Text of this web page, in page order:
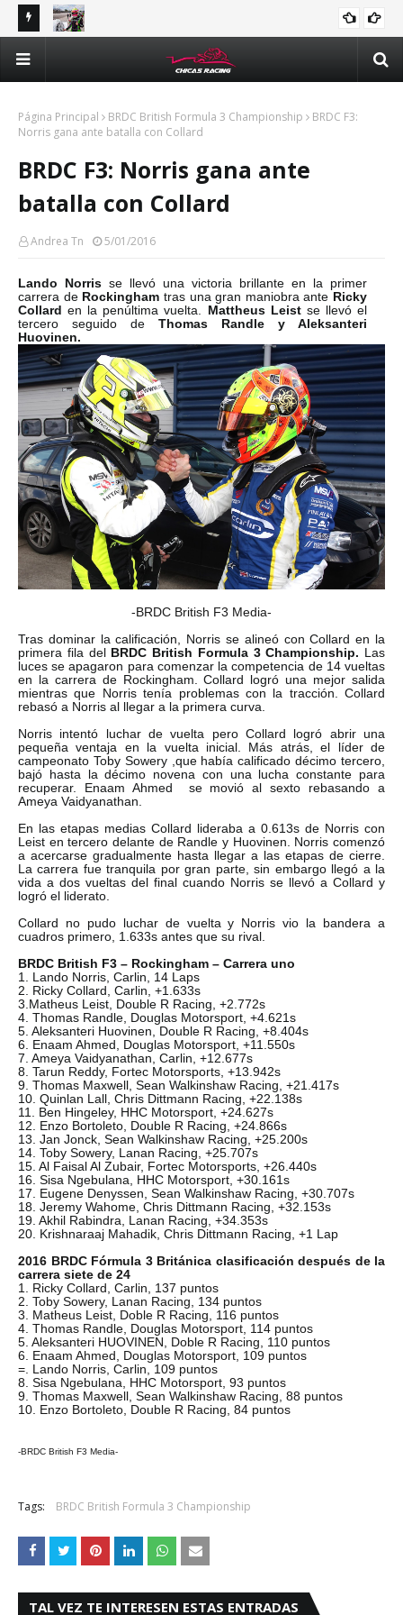
Majo Rodríguez apunta a seguir escalando posiciones en
Challenge Series durante la visita a Querétaro
Página Principal BRDC British Formula 3 Championship
BRDC F3:
Norris gana ante batalla con Collard
BRDC F3: Norris gana ante
batalla con Collard
Andrea Tn 5/01/2016
Lando Norris se llevó una victoria brillante en la primer
carrera de Rockingham tras una gran maniobra ante Ricky
Collard en la penúltima vuelta. Mattheus Leist se llevó el
tercero seguido de Thomas Randle y Aleksanteri
Huovinen.
-BRDC British F3 Media-
Tras dominar la calificación, Norris se alineó con Collard en la
primera fila del BRDC British Formula 3 Championship. Las
luces se apagaron para comenzar la competencia de 14 vueltas
en la carrera de Rockingham. Collard logró una mejor salida
mientras que Norris tenía problemas con la tracción. Collard
rebasó a Norris al llegar a la primera curva.
Norris intentó luchar de vuelta pero Collard logró abrir una
pequeña ventaja en la vuelta inicial. Más atrás, el líder de
campeonato Toby Sowery ,que había calificado décimo tercero,
bajó hasta la décimo novena con una lucha constante para
recuperar. Enaam Ahmed se movió al sexto rebasando a
Ameya Vaidyanathan.
En las etapas medias Collard lideraba a 0.613s de Norris con
Leist en tercero delante de Randle y Huovinen. Norris comenzó
a acercarse gradualmente hasta llegar a las etapas de cierre.
La carrera fue tranquila por gran parte, sin embargo llegó a la
vida a dos vueltas del final cuando Norris se llevó a Collard y
logró el liderato.
Collard no pudo luchar de vuelta y Norris vio la bandera a
cuadros primero, 1.633s antes que su rival.
BRDC British F3 – Rockingham – Carrera uno
1. Lando Norris, Carlin, 14 Laps
2. Ricky Collard, Carlin, +1.633s
3.Matheus Leist, Double R Racing, +2.772s
4. Thomas Randle, Douglas Motorsport, +4.621s
5. Aleksanteri Huovinen, Double R Racing, +8.404s
6. Enaam Ahmed, Douglas Motorsport, +11.550s
7. Ameya Vaidyanathan, Carlin, +12.677s
8. Tarun Reddy, Fortec Motorsports, +13.942s
9. Thomas Maxwell, Sean Walkinshaw Racing, +21.417s
10. Quinlan Lall, Chris Dittmann Racing, +22.138s
11. Ben Hingeley, HHC Motorsport, +24.627s
12. Enzo Bortoleto, Double R Racing, +24.866s
13. Jan Jonck, Sean Walkinshaw Racing, +25.200s
14. Toby Sowery, Lanan Racing, +25.707s
15. Al Faisal Al Zubair, Fortec Motorsports, +26.440s
16. Sisa Ngebulana, HHC Motorsport, +30.161s
17. Eugene Denyssen, Sean Walkinshaw Racing, +30.707s
18. Jeremy Wahome, Chris Dittmann Racing, +32.153s
19. Akhil Rabindra, Lanan Racing, +34.353s
20. Krishnaraaj Mahadik, Chris Dittmann Racing, +1 Lap
2016 BRDC Fórmula 3 Británica clasificación después de la
carrera siete de 24
1. Ricky Collard, Carlin, 137 puntos
2. Toby Sowery, Lanan Racing, 134 puntos
3. Matheus Leist, Doble R Racing, 116 puntos
4. Thomas Randle, Douglas Motorsport, 114 puntos
5. Aleksanteri HUOVINEN, Doble R Racing, 110 puntos
6. Enaam Ahmed, Douglas Motorsport, 109 puntos
=. Lando Norris, Carlin, 109 puntos
8. Sisa Ngebulana, HHC Motorsport, 93 puntos
9. Thomas Maxwell, Sean Walkinshaw Racing, 88 puntos
10. Enzo Bortoleto, Double R Racing, 84 puntos
-BRDC British F3 Media-
Tags: BRDC British Formula 3 Championship
TAL VEZ TE INTERESEN ESTAS ENTRADAS